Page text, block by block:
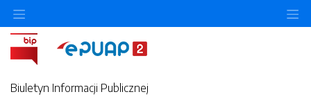
Biuletyn Informacji Publicznej